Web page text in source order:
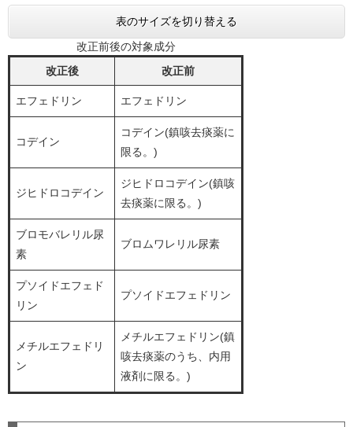
表のサイズを切り替える
改正前後の対象成分
改正後
改正前
エフェドリン エフェドリン
コデイン
コデイン(鎮咳去痰薬に
限る。)
ジヒドロコデイン
ジヒドロコデイン(鎮咳
去痰薬に限る。)
ブロモバレリル尿
素
ブロムワレリル尿素
プソイドエフェド
リン
プソイドエフェドリン
メチルエフェドリ
ン
メチルエフェドリン(鎮
咳去痰薬のうち、内用
液剤に限る。)